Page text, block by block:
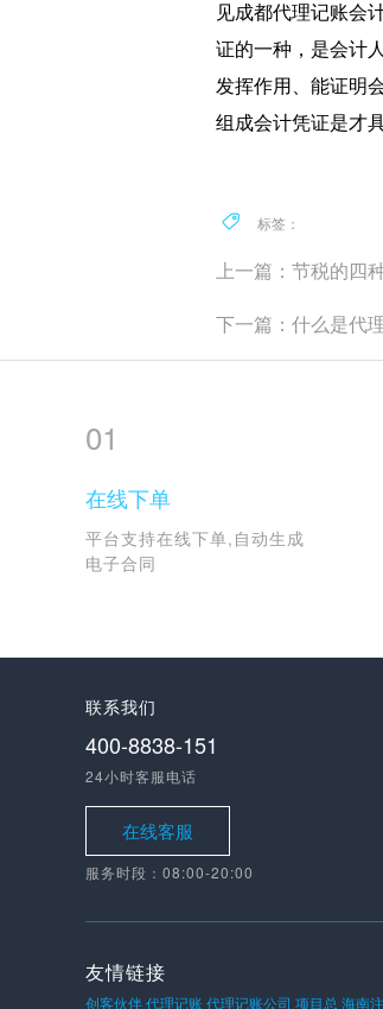
见成都代理记账会
证的一种，是会计
发挥作用、能证明
组成会计凭证是才
标签：
上一篇：节税的四
下一篇：什么是代
01
在线下单
平台支持在线下单,自动生成
电子合同
联系我们
400-8838-151
24小时客服电话
在线客服
服务时段：08:00-20:00
友情链接
创客伙伴代理记账 代理记账公司 项目总 海南